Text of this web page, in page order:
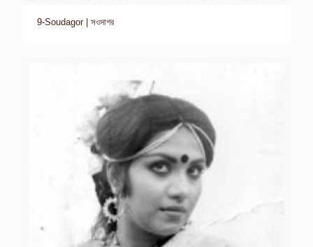
9-Soudagor | সওদাগর